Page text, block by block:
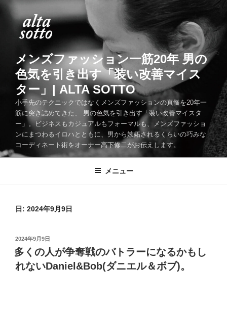
メンズファッション一筋20年 男の
色気を引き出す「装い改善マイス
ター」| ALTA SOTTO
小手先のテクニックではなくメンズファッションの真髄を20年一
筋に突き詰めてきた、 男の色気を引き出す「装い改善マイスタ
ー」。ビジネスもカジュアルもフォーマルも、メンズファッショ
ンにまつわるイロハとともに、男から嫉妬されるくらいの巧みな
コーディネート術をオーナー高下修二がお伝えします。
メニュー
日: 2024年9月9日
投
稿
日:
2024年9月9日
多くの人が争奪戦のバトラーになるかもし
れないDaniel&Bob(ダニエル＆ボブ)。